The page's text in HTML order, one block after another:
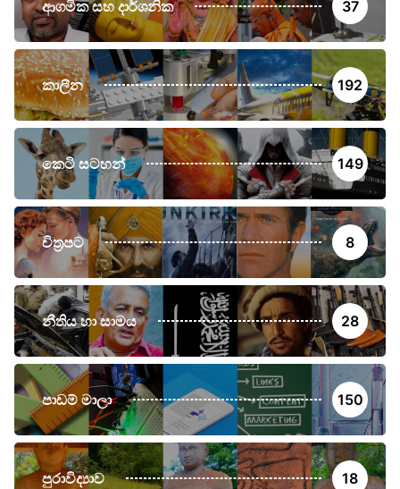
ආගමික සහ දාර්ශනික 37
කාලීන 192
කෙටි සටහන් 149
චිත්‍රපට 8
නීතිය හා සාමය 28
පාඩම් මාලා 150
පුරාවිද්‍යාව 18